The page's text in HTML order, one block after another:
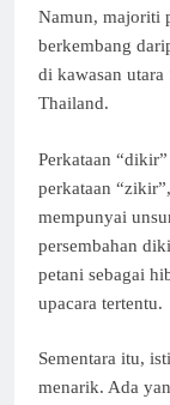
Namun, majoriti
berkembang
di kawasan utara
Thailand.
Perkataan
perkataan
mempunyai
persembahan
petani sebagai
upacara tertentu.
Sementara itu,
menarik. Ada